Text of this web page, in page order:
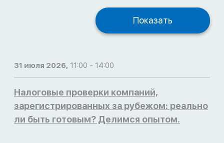
Показать
31 июля 2026, 11:00 - 14:00
Налоговые проверки компаний,
зарегистрированных за рубежом: реально
ли быть готовым? Делимся опытом.